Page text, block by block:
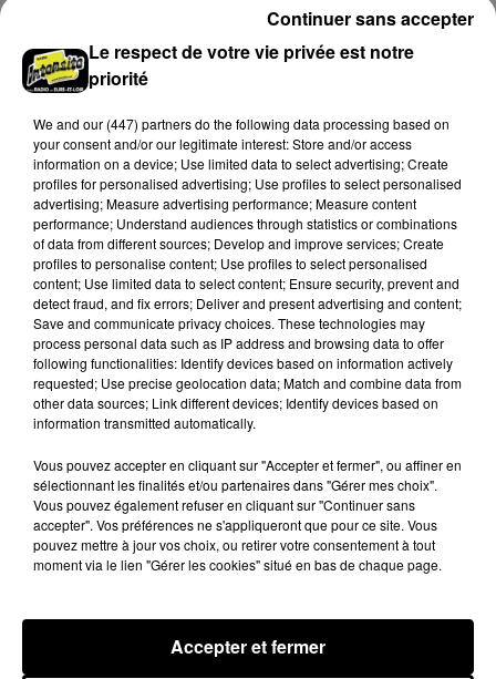
Stars'Terre 2026 : Philippe Palmieri dévoile
les ambitions d'un...
À quelques semaines de la première édition de
Stars'Terre, organisée du 18 au 20 septembre 2026 au
Château de Courtalain, Philippe Palmieri, président...
Le respect de votre vie privée est notre
priorité
We and our (447) partnersdo the following data processing based on
your consent and/or our legitimate interest: Store and/or access
information on a device; Use limited data to select advertising; Create
profiles for personalised advertising; Use profiles to select personalised
advertising; Measure advertising performance; Measure content
performance; Understand audiences through statistics or combinations
of data from different sources; Develop and improve services; Create
profiles to personalise content; Use profiles to select personalised
content; Use limited data to select content; Ensure security, prevent and
detect fraud, and fix errors; Deliver and present advertising and content;
Save and communicate privacy choices. These technologies may
process personal data such as IP address and browsing data to offer
following functionalities: Identify devices based on information actively
requested; Use precise geolocation data; Match and combine data from
other data sources; Link different devices; Identify devices based on
information transmitted automatically.
Vous pouvez accepter en cliquant sur "Accepter et fermer", ou affiner en
sélectionnant les finalités et/ou partenaires dans "Gérer mes choix".
Vous pouvez également refuser en cliquant sur "Continuer sans
accepter". Vos préférences ne s'appliqueront que pour ce site. Vous
pouvez mettre à jour vos choix, ou retirer votre consentement à tout
moment via le lien "Gérer les cookies" situé en bas de chaque page.
Accepter et fermer
Continuer sans accepter